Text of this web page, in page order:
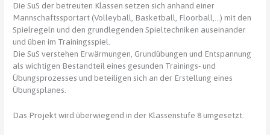
Die SuS der betreuten Klassen setzen sich anhand einer
Mannschaftssportart (Volleyball, Basketball, Floorball,…) mit den
Spielregeln und den grundlegenden Spieltechniken auseinander
und üben im Trainingsspiel.
Die SuS verstehen Erwärmungen, Grundübungen und Entspannung
als wichtigen Bestandteil eines gesunden Trainings- und
Übungsprozesses und beteiligen sich an der Erstellung eines
Übungsplanes.
Das Projekt wird überwiegend in der Klassenstufe 8 umgesetzt.